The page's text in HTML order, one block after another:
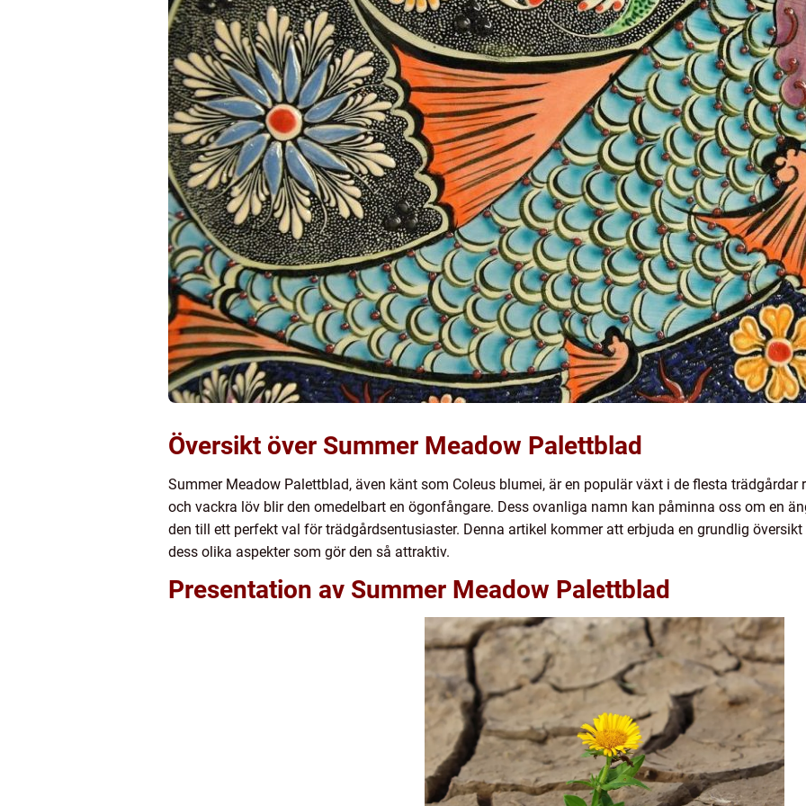
Översikt över Summer Meadow Palettblad
Summer Meadow Palettblad, även känt som Coleus blumei, är en populär växt i de flesta
och vackra löv blir den omedelbart en ögonfångare. Dess ovanliga namn kan påminna oss om en
den till ett perfekt val för trädgårdsentusiaster. Denna artikel kommer att erbjuda en grundlig
dess olika aspekter som gör den så attraktiv.
Presentation av Summer Meadow Palettblad